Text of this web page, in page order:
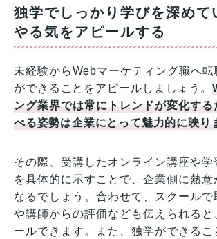
独学でしっかり学びを深めて
やる気をアピールする
未経験からWebマーケティング職へ転
ができることをアピールしましょう。
ング業界では常にトレンドが変化す
べる姿勢は企業にとって魅力的に映り
その際、受講したオンライン講座や学
を具体的に示すことで、企業側に熱意
なるでしょう。合わせて、スクールで
や講師からの評価なども伝えられると
ールできます。また、独学ができるこ